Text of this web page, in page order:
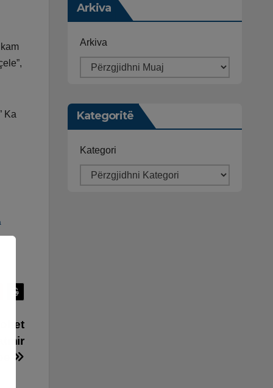
Ka
Arkiva
Arkiva
Kategoritë
Kategori